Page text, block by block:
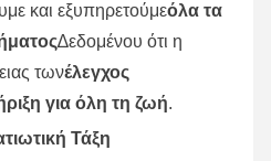
και εξυπηρετούμεόλα τα
∆εδομένου ότι η
τωνέλεγχος
για όλη τη ζωή.
Τάξη